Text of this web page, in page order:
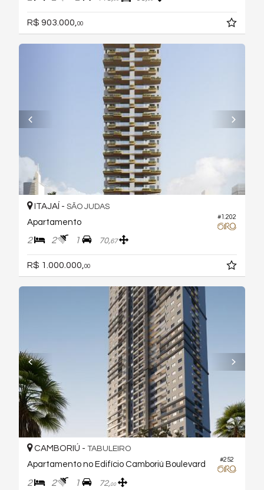
R$ 903.000,00
#1.202
ITAJAÍ - SÃO JUDAS
Apartamento
2 2 1 70,67
R$ 1.000.000, 00
#252
CAMBORIÚ - TABULEIRO
Apartamento no Edifício Camboriú Boulevard
2 2 1 72,00